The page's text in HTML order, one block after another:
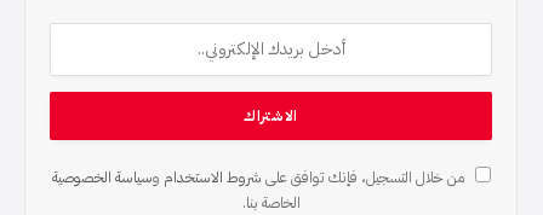
من خلال التسجيل، فإنك توافق على شروط الاستخدام وسياسة الخصوصية
الخاصة بنا.